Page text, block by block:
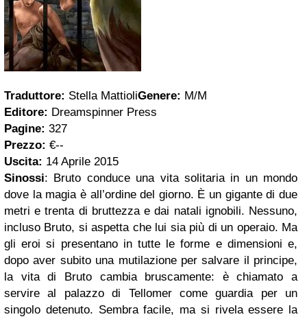
Traduttore: Stella MattioliGenere: M/M
Editore: Dreamspinner Press
Pagine: 327
Prezzo: €--
Uscita: 14 Aprile 2015
Sinossi: Bruto conduce una vita solitaria in un mondo
dove la magia è all’ordine del giorno. È un gigante di due
metri e trenta di bruttezza e dai natali ignobili. Nessuno,
incluso Bruto, si aspetta che lui sia più di un operaio. Ma
gli eroi si presentano in tutte le forme e dimensioni e,
dopo aver subito una mutilazione per salvare il principe,
la vita di Bruto cambia bruscamente: è chiamato a
servire al palazzo di Tellomer come guardia per un
singolo detenuto. Sembra facile, ma si rivela essere la